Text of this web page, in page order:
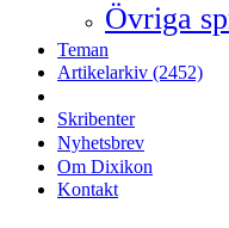
Övriga
Teman
Artikelarkiv (2452)
Skribenter
Nyhetsbrev
Om Dixikon
Kontakt